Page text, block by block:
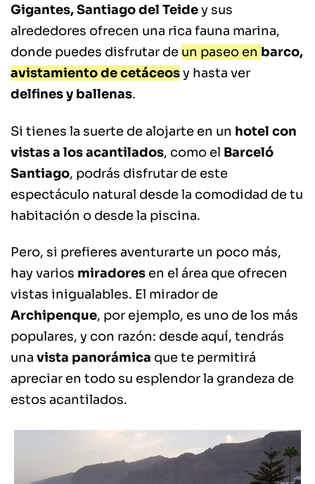
Gigantes, Santiago del Teidey sus
alrededores ofrecen una rica fauna marina,
donde puedes disfrutar de un paseo en barco,
avistamiento de cetáceosy hasta ver
delfines y ballenas.
Si tienes la suerte de alojarte en un hotel con
vistas a los acantilados, como el Barceló
Santiago, podrás disfrutar de este
espectáculo natural desde la comodidad de tu
habitación o desde la piscina.
Pero, si prefieres aventurarte un poco más,
hay varios miradores en el área que ofrecen
vistas inigualables. El mirador de
Archipenque, por ejemplo, es uno de los más
populares, y con razón: desde aquí, tendrás
una vista panorámica que te permitirá
apreciar en todo su esplendor la grandeza de
estos acantilados.